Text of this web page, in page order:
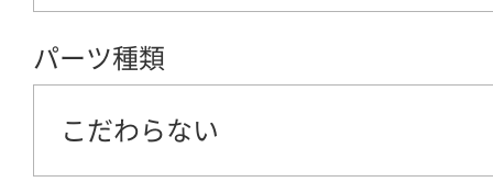
パーツ種類
こだわらない